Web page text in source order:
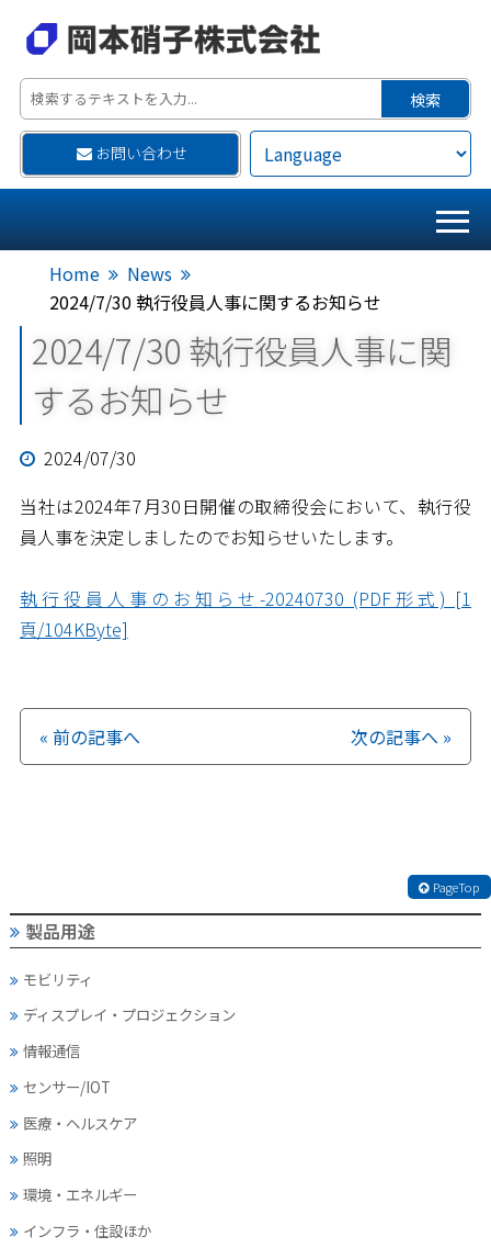
お問い合わせ
Home
News
2024/7/30 執行役員人事に関するお知らせ
2024/7/30 執行役員人事に関
するお知らせ
2024/07/30
当社は2024年7月30日開催の取締役会において、執行役
員人事を決定しましたのでお知らせいたします。
執行役員人事のお知らせ-20240730 (PDF形式) [1
頁/104KByte]
« 前の記事へ 次の記事へ »
PageTop
製品用途
モビリティ
ディスプレイ・ プロジェクション
情報通信
センサー/IOT
医療・ヘルスケア
照明
環境・エネルギー
インフラ・住設ほか